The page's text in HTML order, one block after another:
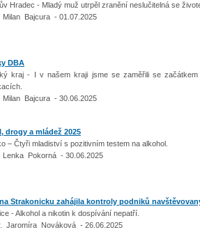
Hradec - Mladý muž utrpěl zranění neslučitelná se
Milan Bajcura - 01.07.2025
DBA
kraj - I v našem kraji jsme se zaměřili se
Milan Bajcura - 30.06.2025
drogy a mládež 2025
– Čtyři mladiství s pozitivním testem na alkohol.
Lenka Pokorná - 30.06.2025
Strakonicku zahájila kontroly podniků
- Alkohol a nikotin k dospívání nepatří.
Jaromíra Nováková - 26.06.2025